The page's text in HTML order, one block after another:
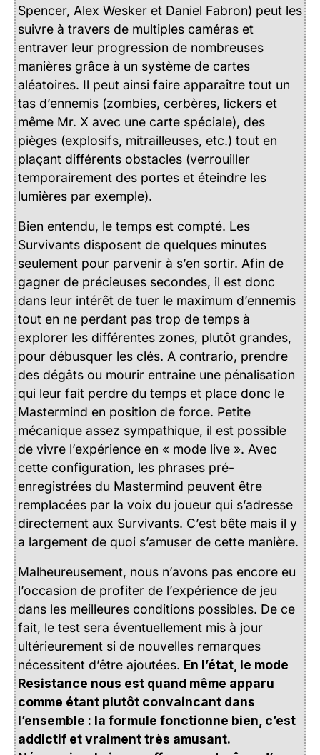
Spencer, Alex Wesker et Daniel Fabron) peut les
suivre à travers de multiples caméras et
entraver leur progression de nombreuses
manières grâce à un système de cartes
aléatoires. Il peut ainsi faire apparaître tout un
tas d’ennemis (zombies, cerbères, lickers et
même Mr. X avec une carte spéciale), des
pièges (explosifs, mitrailleuses, etc.) tout en
plaçant différents obstacles (verrouiller
temporairement des portes et éteindre les
lumières par exemple).
Bien entendu, le temps est compté. Les
Survivants disposent de quelques minutes
seulement pour parvenir à s’en sortir. Afin de
gagner de précieuses secondes, il est donc
dans leur intérêt de tuer le maximum d’ennemis
tout en ne perdant pas trop de temps à
explorer les différentes zones, plutôt grandes,
pour débusquer les clés. A contrario, prendre
des dégâts ou mourir entraîne une pénalisation
qui leur fait perdre du temps et place donc le
Mastermind en position de force. Petite
mécanique assez sympathique, il est possible
de vivre l’expérience en « mode live ». Avec
cette configuration, les phrases pré-
enregistrées du Mastermind peuvent être
remplacées par la voix du joueur qui s’adresse
directement aux Survivants. C’est bête mais il y
a largement de quoi s’amuser de cette manière.
Malheureusement, nous n’avons pas encore eu
l’occasion de profiter de l’expérience de jeu
dans les meilleures conditions possibles. De ce
fait, le test sera éventuellement mis à jour
ultérieurement si de nouvelles remarques
nécessitent d’être ajoutées. En l’état, le mode
Resistance nous est quand même apparu
comme étant plutôt convaincant dans
l’ensemble : la formule fonctionne bien, c’est
addictif et vraiment très amusant.